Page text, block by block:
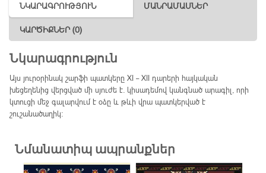
ՆԿԱՐԱԳՐՈՒԹՅՈՒՆ ՄԱՆՐԱՄԱՍՆԵՐ
ԿԱՐԾԻՔՆԵՐ (0)
Նկարագրություն
Այս յուրօրինակ շարֆի պատկերը XI – XII դարերի հայկական
խեցեղենից վերցված մի սյուժե է. կիսադեմով կանգնած արագիլ, որի
կտուցի մեջ գալարվում է օձը և թևի վրա պատկերված է
շուշանածաղիկ։
Նմանատիպ ապրանքներ